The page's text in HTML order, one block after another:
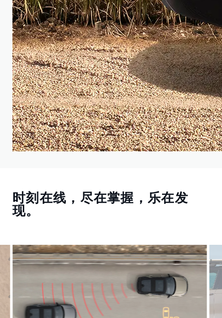
时刻在线，尽在掌握，乐在发
现。